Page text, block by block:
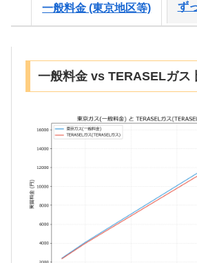
一般料金 (東京地区等) ず
一般料金 vs TERASELガス